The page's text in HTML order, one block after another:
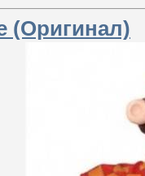
(Оригинал)